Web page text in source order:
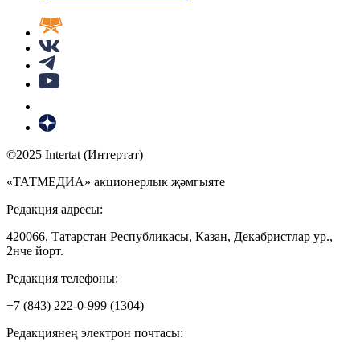
©2025 Intertat (Интертат)
«ТАТМЕДИА» акционерлык җәмгыяте
Редакция адресы:
420066, Татарстан Республикасы, Казан, Декабристлар ур.,
2нче йорт.
Редакция телефоны:
+7 (843) 222-0-999 (1304)
Редакциянең электрон почтасы: